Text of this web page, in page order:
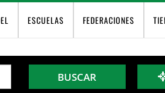
ESCUELAS FEDERACIONES
BUSCAR